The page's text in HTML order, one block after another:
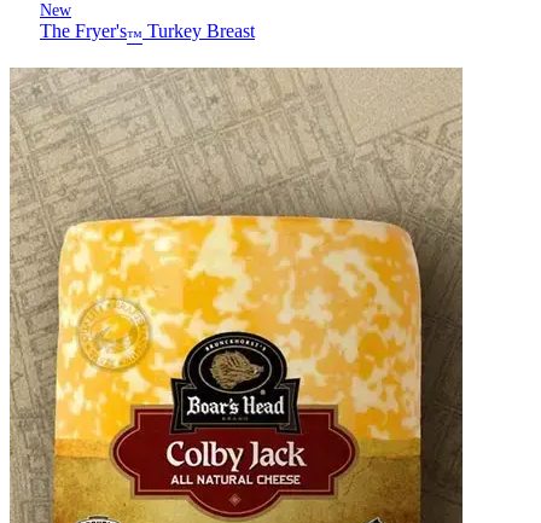
New
The Fryer's™ Turkey Breast